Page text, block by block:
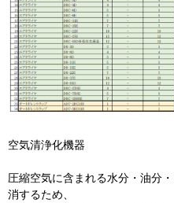
空気清浄化機器
圧縮空気に含まれる水分・油分
消するため、